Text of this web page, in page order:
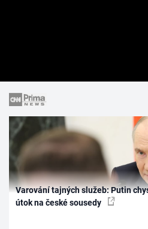
Varování tajných služeb: Putin
útok na české sousedy